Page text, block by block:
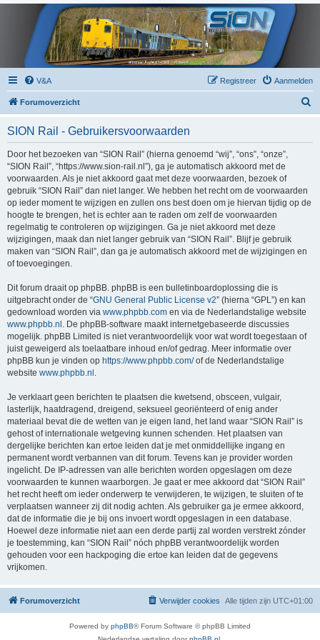
V&A Aanmelden
Registreer
Forumoverzicht
SION Rail - Gebruikersvoorwaarden
Door het bezoeken van “SION Rail” (hierna genoemd “wij”, “ons”, “onze”,
“SION Rail”, “https://www.sion-rail.nl”), ga je automatisch akkoord met de
voorwaarden. Als je niet akkoord gaat met deze voorwaarden, bezoek of
gebruik “SION Rail” dan niet langer. We hebben het recht om de voorwaarden
op ieder moment te wijzigen en zullen ons best doen om je hiervan tijdig op de
hoogte te brengen, het is echter aan te raden om zelf de voorwaarden
regelmatig te controleren op wijzigingen. Ga je niet akkoord met deze
wijzigingen, maak dan niet langer gebruik van “SION Rail”. Blijf je gebruik
maken van “SION Rail”, dan ga je automatisch akkoord met de wijzigingen en
of toevoegingen.
Dit forum draait op phpBB. phpBB is een bulletinboardoplossing die is
uitgebracht onder de “GNU General Public License v2” (hierna “GPL”) en kan
gedownload worden via www.phpbb.com en via de Nederlandstalige website
www.phpbb.nl . De phpBB-software maakt internetgebaseerde discussies
mogelijk. phpBB Limited is niet verantwoordelijk voor wat wordt toegestaan of
juist geweigerd als toelaatbare inhoud en/of gedrag. Meer informatie over
phpBB kun je vinden op https://www.phpbb.com/of de Nederlandstalige
website www.phpbb.nl
Je verklaart geen berichten te plaatsen die kwetsend, obsceen, vulgair,
lasterlijk, haatdragend, dreigend, seksueel georiënteerd of enig ander
materiaal bevat die de wetten van je eigen land, het land waar “SION Rail” is
gehost of internationale wetgeving kunnen schenden. Het plaatsen van
dergelijke berichten kan ertoe leiden dat je met onmiddellijke ingang en
permanent wordt verbannen van dit forum. Tevens kan je provider worden
ingelicht. De IP-adressen van alle berichten worden opgeslagen om deze
voorwaarden te kunnen waarborgen. Je gaat er mee akkoord dat “SION Rail”
het recht heeft om ieder onderwerp te verwijderen, te wijzigen, te sluiten of te
verplaatsen wanneer zij dit nodig achten. Als gebruiker ga je ermee akkoord,
dat de informatie die je bij ons invoert wordt opgeslagen in een database.
Hoewel deze informatie niet aan een derde partij zal worden verstrekt zónder
je toestemming, kan “SION Rail” nóch phpBB verantwoordelijk worden
gehouden voor een hackpoging die ertoe kan leiden dat de gegevens
vrijkomen.
Forumoverzicht Alle tijden zijn UTC+01:00
Verwijder cookies
Powered by phpBB® Forum Software © phpBB Limited